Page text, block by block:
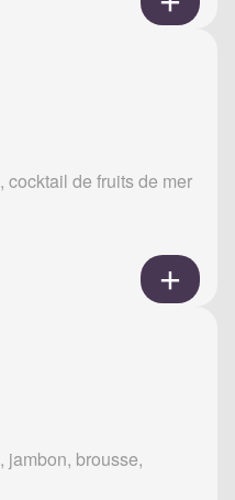
cocktail de fruits de mer
jambon, brousse,